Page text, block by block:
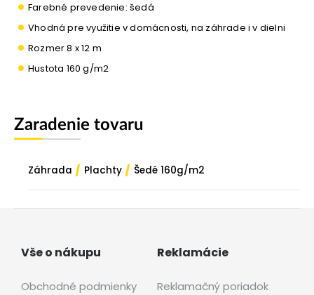
Farebné prevedenie: šedá
Vhodná pre využitie v domácnosti, na záhrade i v dielni
Rozmer 8 x 12 m
Hustota 160 g/m2
Zaradenie tovaru
Záhrada / Plachty / Šedé 160g/m2
Vše o nákupu
Obchodné podmienky
Reklamácie
Reklamačný poriadok